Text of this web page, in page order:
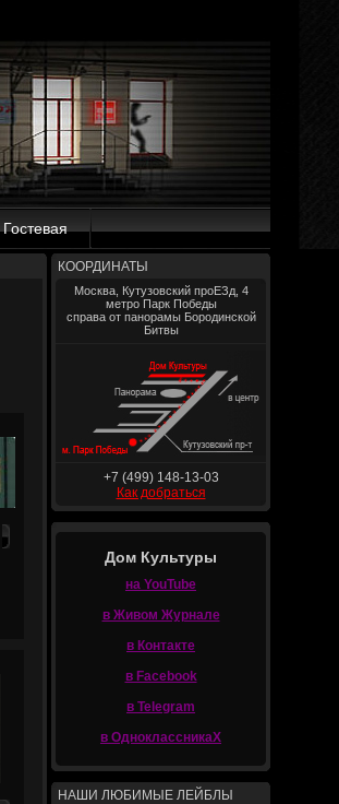
Гостевая
КООРДИНАТЫ
Москва, Кутузовский проЕЗд, 4
метро Парк Победы
справа от панорамы Бородинской
Битвы
+7 (499) 148-13-03
Как добраться
Дом Культуры
на YouTube
в Живом Журнале
в Контакте
в Facebook
в Telegram
в ОдноклассникаХ
НАШИ ЛЮБИМЫЕ ЛЕЙБЛЫ